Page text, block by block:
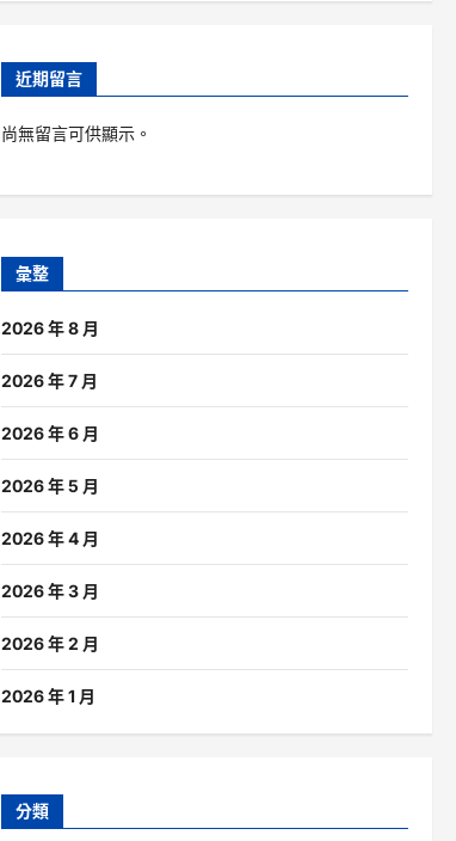
近期留言
尚無留言可供顯示。
彙整
2026 年 8 月
2026 年 7 月
2026 年 6 月
2026 年 5 月
2026 年 4 月
2026 年 3 月
2026 年 2 月
2026 年 1 月
分類